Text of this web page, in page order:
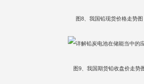
图8、我国铅现货价格走势图
图9、我国期货铅收盘价走势